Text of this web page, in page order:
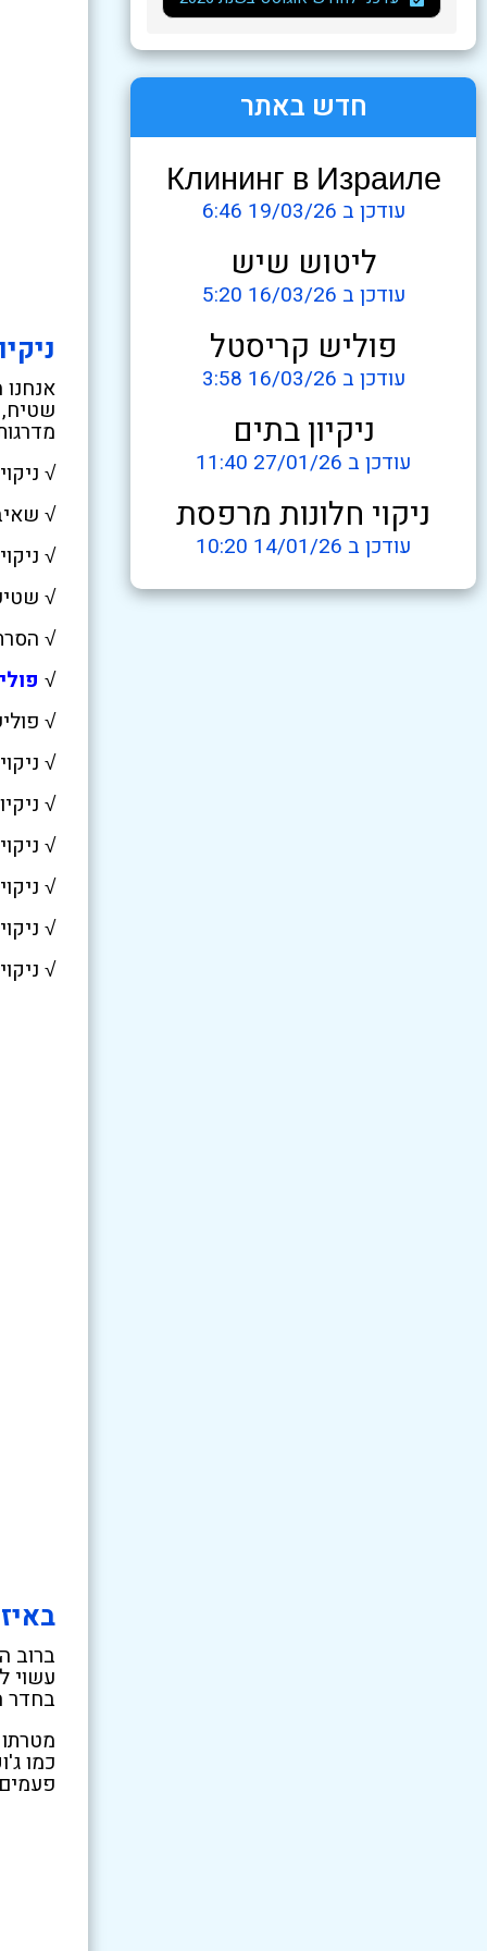
שטיח,
√
√
√
√
√
√
√
√
√
√
√
√
√
ברוב
עשוי
בחדר
כמו
התפעלות. תודה
ולכל הצוות!
חדש באתר
Клининг в Израиле
עודכן ב 19/03/26 6:46
ליטוש שיש
עודכן ב 16/03/26 5:20
פוליש קריסטל
עודכן ב 16/03/26 3:58
ניקיון בתים
עודכן ב 27/01/26 11:40
ניקוי חלונות מרפסת
עודכן ב 14/01/26 10:20